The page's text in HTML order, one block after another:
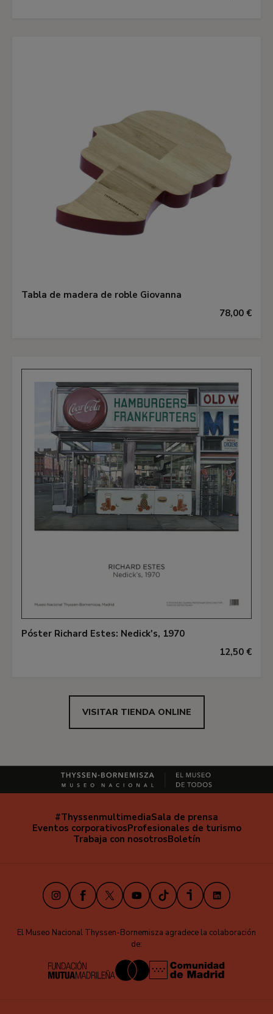
Tabla de madera de roble Giovanna
78,00 €
Póster Richard Estes: Nedick's, 1970
12,50 €
VISITAR TIENDA ONLINE
Navegación
secundaria
#ThyssenmultimediaSala de prensa
Eventos corporativosProfesionales de turismo
Trabaja con nosotrosBoletín
InstagramFacebook
X YoutubeTikTokiVooxLinkedIn
El Museo Nacional Thyssen-Bornemisza agradece la colaboración
de: